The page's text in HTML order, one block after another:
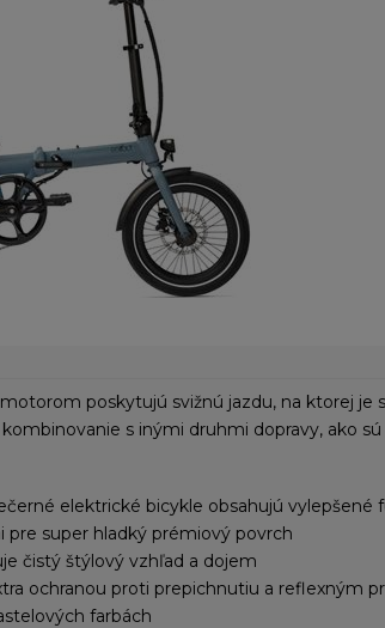
poskytujú svižnú jazdu, na ktorej je
s inými druhmi dopravy, ako
elektrické bicykle obsahujú
super hladký prémiový povrch
čistý štýlový vzhľad a dojem
ochranou proti prepichnutiu a reflexným
farbách